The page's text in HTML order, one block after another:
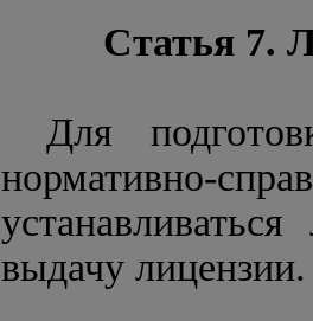
Статья 7.
Для
нормативно-
выдачу лицензии.